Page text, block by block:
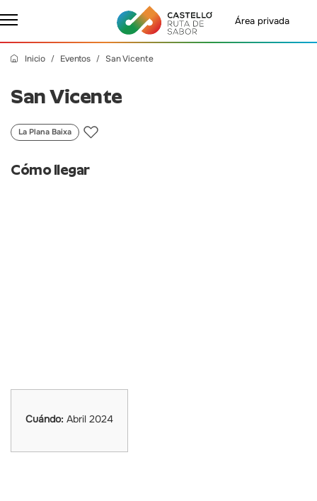
Área privada
Inicio Eventos San Vicente
San Vicente
La Plana Baixa
Cómo llegar
Cuándo: Abril 2024